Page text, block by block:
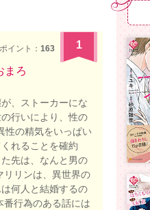
イント： 163 1
まろ
、ストーカーにな
行いにより、性の
性の精気をいっぱい
れることを確約
先は、なんと男の
リンは、異世界の
何人と結婚するの
行為のある話には